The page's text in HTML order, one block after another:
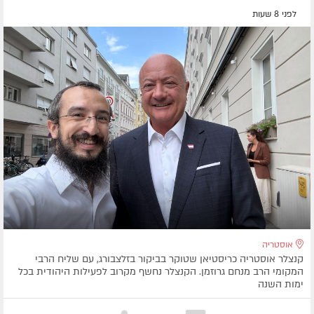
לפני 8 שעות
אוסטריה
קנצלר אוסטריה כריסטיאן שטוקר בביקור בזלצבורג, עם שליח הרבי
המקומי הרב מנחם גרוזמן. הקנצלר נחשף מקרוב לפעילות היהודית בכל
ימות השנה